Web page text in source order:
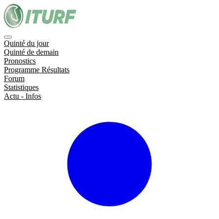
Quinté du jour
Quinté de demain
Pronostics
Programme Résultats
Forum
Statistiques
Actu - Infos